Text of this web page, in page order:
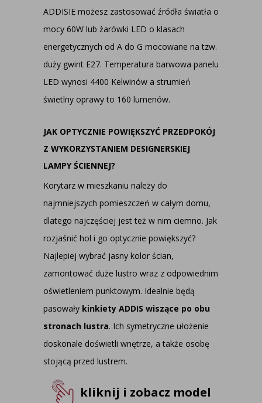
ADDISIE możesz zastosować źródła światła o
mocy 60W lub żarówki LED o klasach
energetycznych od A do G mocowane na tzw.
duży gwint E27. Temperatura barwowa panelu
LED wynosi 4400 Kelwinów a strumień
świetlny oprawy to 160 lumenów.
JAK OPTYCZNIE POWIĘKSZYĆ PRZEDPOKÓJ
Z WYKORZYSTANIEM DESIGNERSKIEJ
LAMPY ŚCIENNEJ?
Korytarz w mieszkaniu należy do
najmniejszych pomieszczeń w całym domu,
dlatego najczęściej jest też w nim ciemno. Jak
rozjaśnić hol i go optycznie powiększyć?
Najlepiej wybrać jasny kolor ścian,
zamontować duże lustro wraz z odpowiednim
oświetleniem punktowym. Idealnie będą
pasowały kinkiety ADDIS wiszące po obu
stronach lustra. Ich symetryczne ułożenie
doskonale doświetli wnętrze, a także osobę
stojącą przed lustrem.
kliknij i zobacz model